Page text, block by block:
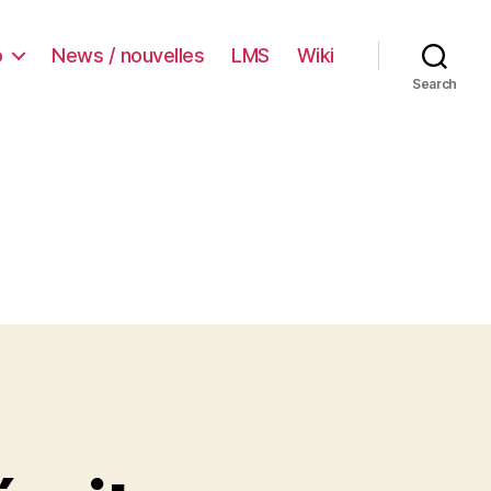
News / nouvelles LMS Wiki
Search